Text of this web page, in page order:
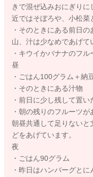
きで混ぜ込みおにぎり
近ではそぼろや、小松菜
・そのときにある前日
山、汁は少なめであげて
・キウイかバナナのフ
昼
・ごはん100グラム＋納
・そのときにある汁物
・前日に少し残して置
・朝の残りのフルーツが
朝昼共通して足りないと
どをあげています。
夜
・ごはん90グラム
・昨日はハンバーグと